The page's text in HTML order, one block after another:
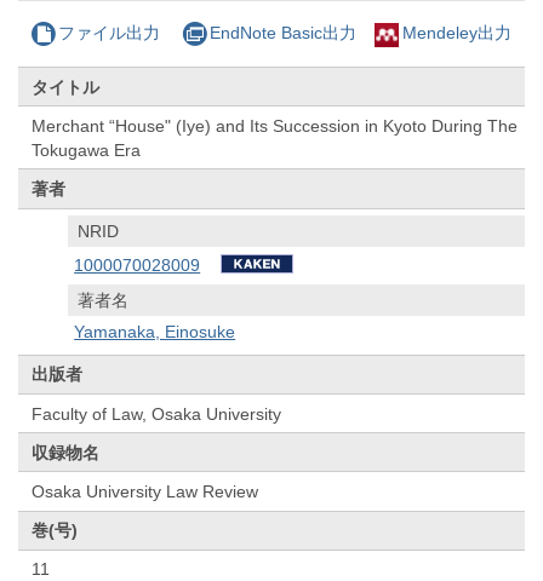
ファイル出力 EndNote Basic出力 Mendeley出力
タイトル
Merchant “House" (Iye) and Its Succession in Kyoto During The
Tokugawa Era
著者
NRID
1000070028009
著者名
Yamanaka, Einosuke
出版者
Faculty of Law, Osaka University
収録物名
Osaka University Law Review
巻(号)
11